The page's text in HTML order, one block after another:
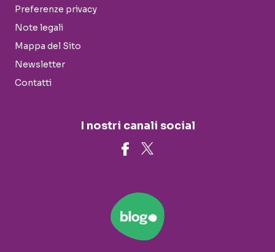
Preferenze privacy
Note legali
Mappa del Sito
Newsletter
Contatti
I nostri canali social